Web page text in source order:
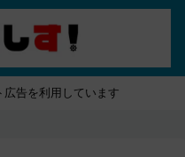
広告を利用しています